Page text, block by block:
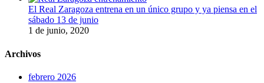
El Real Zaragoza entrena en un único grupo y ya piensa en el
sábado 13 de junio
1 de junio, 2020
Archivos
febrero 2026